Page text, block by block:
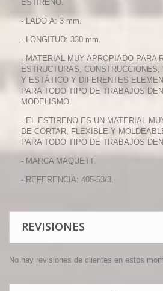
ESTIRENO.
- LADO A: 3 mm.
- LONGITUD: 330 mm.
- MATERIAL MUY APROPIADO PARA
ESTRUCTURAS,
Y ESTÁTICO Y DIFERENTES
PARA TODO TIPO DE TRABAJOS
MODELISMO.
- EL ESTIRENO ES UN MATERIAL
DE CORTAR, FLEXIBLE Y
PARA TODO TIPO DE TRABAJOS
- MARCA MAQUETT.
- REFERENCIA: 405-53/3.
REVISIONES
No hay revisiones de clientes en estos